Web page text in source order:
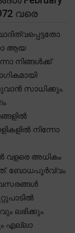
വരെ
ആയ
നിങ്ങൾക്ക്
സാധിക്കും.
നിന്നോ
വളരെ അധികം
ബോധപൂർവ്വം
ലഭിക്കും.
എല്ലാ